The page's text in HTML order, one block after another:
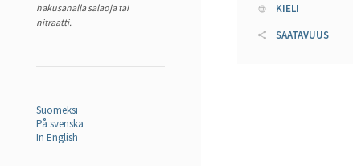
hakusanalla salaoja tai
nitraatti.
Suomeksi
På svenska
In English
KIELI
SAATAVUUS